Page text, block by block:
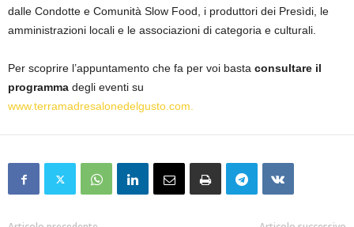
dalle Condotte e Comunità Slow Food, i produttori dei Presìdi, le
amministrazioni locali e le associazioni di categoria e culturali.
Per scoprire l’appuntamento che fa per voi basta consultare il
programma degli eventi su
www.terramadresalonedelgusto.com.